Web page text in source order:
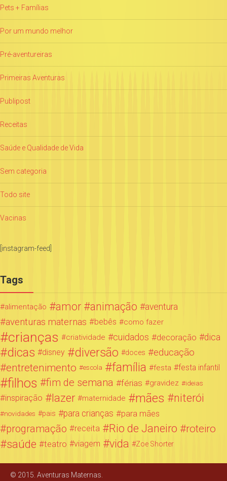
Pets + Famílias
Por um mundo melhor
Pré-aventureiras
Primeiras Aventuras
Publipost
Receitas
Saúde e Qualidade de Vida
Sem categoria
Todo site
Vacinas
[instagram-feed]
Tags
alimentação amor animação aventura
aventuras maternas bebês como fazer
crianças criatividade cuidados decoração dica
dicas disney diversão doces educação
entretenimento escola família festa festa infantil
filhos fim de semana férias gravidez ideias
inspiração lazer maternidade mães niterói
novidades pais para crianças para mães
programação receita Rio de Janeiro roteiro
saúde teatro viagem vida Zoe Shorter
© 2015. Aventuras Maternas.